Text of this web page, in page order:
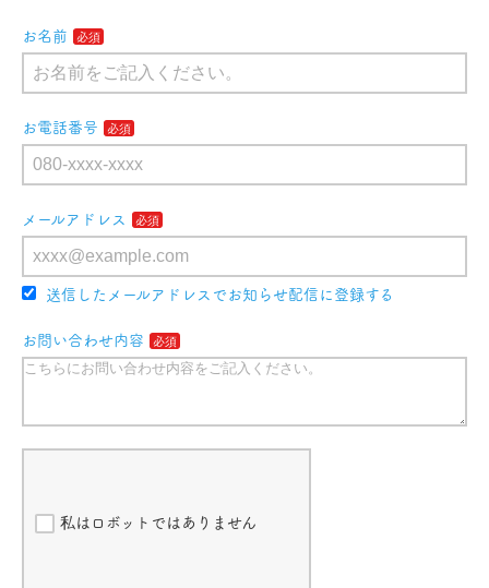
お名前
お電話番号
メールアドレス
送信したメールアドレスでお知らせ配信に登録する
お問い合わせ内容
私はロボットではありません